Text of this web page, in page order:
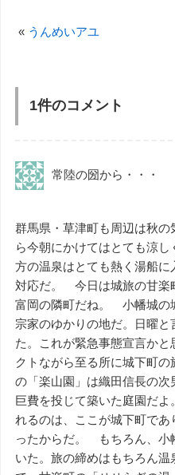
« うんめいアユ
1件のコメント
常陸の圀から・・・
群馬県・草津町も周辺は秋
ら今朝にかけてはとても涼
方の温泉はとても熱く湯船
対応だ。 今日は城旅の甘楽
富岡の隣町だね。 小幡城の
宗家のゆかりの地だ。日曜
た。これが緊急事態宣言か
クトながら至る所に城下町
の「楽山園」は織田信長の
巨費を投じて築いた庭園だ
れるのは、ここが城下町で
ったからだ。 もちろん、小
いた。旅の締めはもちろん